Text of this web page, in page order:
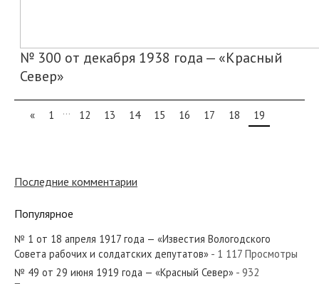
№ 300 от декабря 1938 года — «Красный
Север»
« 1 ... 12 13 14 15 16 17 18 19
Последние комментарии
Популярное
№ 1 от 18 апреля 1917 года — «Известия Вологодского
Совета рабочих и солдатских депутатов» - 1 117 Просмотры
№ 49 от 29 июня 1919 года — «Красный Север» - 932